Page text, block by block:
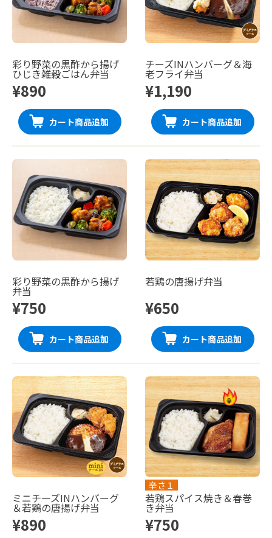
彩り野菜の黒酢から揚げ
ひじき雑穀ごはん弁当
¥890
カート商品追加
チーズINハンバーグ＆海
老フライ弁当
¥1,190
カート商品追加
彩り野菜の黒酢から揚げ
弁当
¥750
カート商品追加
若鶏の唐揚げ弁当
¥650
カート商品追加
ミニチーズINハンバーグ
＆若鶏の唐揚げ弁当
¥890
辛さ１
若鶏スパイス焼き＆春巻
き弁当
¥750